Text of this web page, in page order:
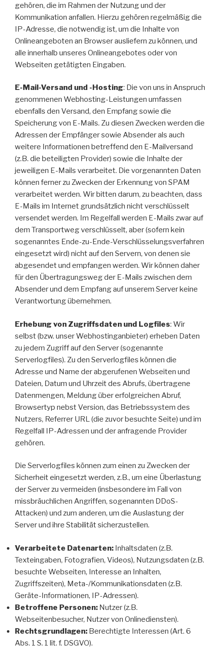
gehören, die im Rahmen der Nutzung und der
Kommunikation anfallen. Hierzu gehören regelmäßig die
IP-Adresse, die notwendig ist, um die Inhalte von
Onlineangeboten an Browser ausliefern zu können, und
alle innerhalb unseres Onlineangebotes oder von
Webseiten getätigten Eingaben.
E-Mail-Versand und -Hosting: Die von uns in Anspruch
genommenen Webhosting-Leistungen umfassen
ebenfalls den Versand, den Empfang sowie die
Speicherung von E-Mails. Zu diesen Zwecken werden die
Adressen der Empfänger sowie Absender als auch
weitere Informationen betreffend den E-Mailversand
(z.B. die beteiligten Provider) sowie die Inhalte der
jeweiligen E-Mails verarbeitet. Die vorgenannten Daten
können ferner zu Zwecken der Erkennung von SPAM
verarbeitet werden. Wir bitten darum, zu beachten, dass
E-Mails im Internet grundsätzlich nicht verschlüsselt
versendet werden. Im Regelfall werden E-Mails zwar auf
dem Transportweg verschlüsselt, aber (sofern kein
sogenanntes Ende-zu-Ende-Verschlüsselungsverfahren
eingesetzt wird) nicht auf den Servern, von denen sie
abgesendet und empfangen werden. Wir können daher
für den Übertragungsweg der E-Mails zwischen dem
Absender und dem Empfang auf unserem Server keine
Verantwortung übernehmen.
Erhebung von Zugriffsdaten und Logfiles: Wir
selbst (bzw. unser Webhostinganbieter) erheben Daten
zu jedem Zugriff auf den Server (sogenannte
Serverlogfiles). Zu den Serverlogfiles können die
Adresse und Name der abgerufenen Webseiten und
Dateien, Datum und Uhrzeit des Abrufs, übertragene
Datenmengen, Meldung über erfolgreichen Abruf,
Browsertyp nebst Version, das Betriebssystem des
Nutzers, Referrer URL (die zuvor besuchte Seite) und im
Regelfall IP-Adressen und der anfragende Provider
gehören.
Die Serverlogfiles können zum einen zu Zwecken der
Sicherheit eingesetzt werden, z.B., um eine Überlastung
der Server zu vermeiden (insbesondere im Fall von
missbräuchlichen Angriffen, sogenannten DDoS-
Attacken) und zum anderen, um die Auslastung der
Server und ihre Stabilität sicherzustellen.
Verarbeitete Datenarten: Inhaltsdaten (z.B.
Texteingaben, Fotografien, Videos), Nutzungsdaten (z.B.
besuchte Webseiten, Interesse an Inhalten,
Zugriffszeiten), Meta-/Kommunikationsdaten (z.B.
Geräte-Informationen, IP-Adressen).
Betroffene Personen: Nutzer (z.B.
Webseitenbesucher, Nutzer von Onlinediensten).
Rechtsgrundlagen: Berechtigte Interessen (Art. 6
Abs. 1 S. 1 lit. f. DSGVO).